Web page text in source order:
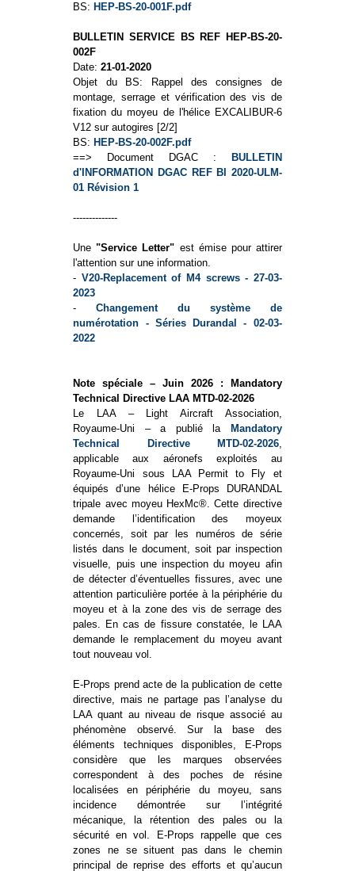
BS: HEP-BS-20-001F.pdf
BULLETIN SERVICE BS REF HEP-BS-20-
002F
Date:21-01-2020
Objet du BS: Rappel des consignes de
montage, serrage et vérification des vis de
fixation du moyeu de l'hélice EXCALIBUR-6
V12 sur autogires [2/2]
BS: HEP-BS-20-002F.pdf
==> Document DGAC :
BULLETIN
d'INFORMATION DGAC REF BI 2020-ULM-
01 Révision 1
--------------
Une"Service Letter" est émise pour attirer
l'attention sur une information.
- V20-Replacement of M4 screws - 27-03-
2023
-Changement du système de
numérotation - Séries Durandal - 02-03-
2022
Note spéciale – Juin 2026 : Mandatory
Technical Directive LAA MTD-02-2026
Le LAA – Light Aircraft Association,
Royaume-Uni – a publié la
Mandatory
Technical Directive MTD-02-2026,
applicable aux aéronefs exploités au
Royaume-Uni sous LAA Permit to Fly et
équipés d’une hélice E-Props DURANDAL
tripale avec moyeu HexMc®. Cette directive
demande l’identification des moyeux
concernés, soit par les numéros de série
listés dans le document, soit par inspection
visuelle, puis une inspection du moyeu afin
de détecter d’éventuelles fissures, avec une
attention particulière portée à la périphérie du
moyeu et à la zone des vis de serrage des
pales. En cas de fissure constatée, le LAA
demande le remplacement du moyeu avant
tout nouveau vol.
E-Props prend acte de la publication de cette
directive, mais ne partage pas l’analyse du
LAA quant au niveau de risque associé au
phénomène observé. Sur la base des
éléments techniques disponibles, E-Props
considère que les marques observées
correspondent à des poches de résine
localisées en périphérie du moyeu, sans
incidence démontrée sur l’intégrité
mécanique, la rétention des pales ou la
sécurité en vol. E-Props rappelle que ces
zones ne se situent pas dans le chemin
principal de reprise des efforts et qu’aucun